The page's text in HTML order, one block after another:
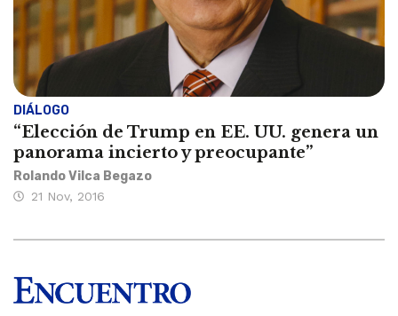
DIÁLOGO
“Elección de Trump en EE. UU. genera un
panorama incierto y preocupante”
Rolando Vilca Begazo
21 Nov, 2016